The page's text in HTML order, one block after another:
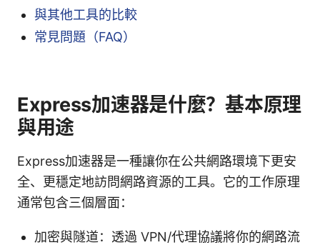
與其他工具的比較
常見問題（FAQ）
Express加速器是什麼？基本原理
與用途
Express加速器是一種讓你在公共網路環境下更安
全、更穩定地訪問網路資源的工具。它的工作原理
通常包含三個層面：
加密與隧道：透過 VPN/代理協議將你的網路流